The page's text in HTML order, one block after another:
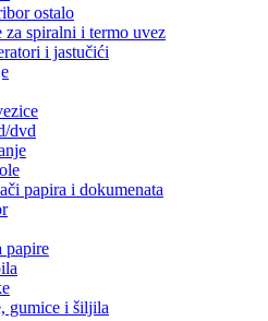
ostalo
spiralni i termo uvez
i jastučići
dvd
papira i dokumenata
papire
gumice i šiljila